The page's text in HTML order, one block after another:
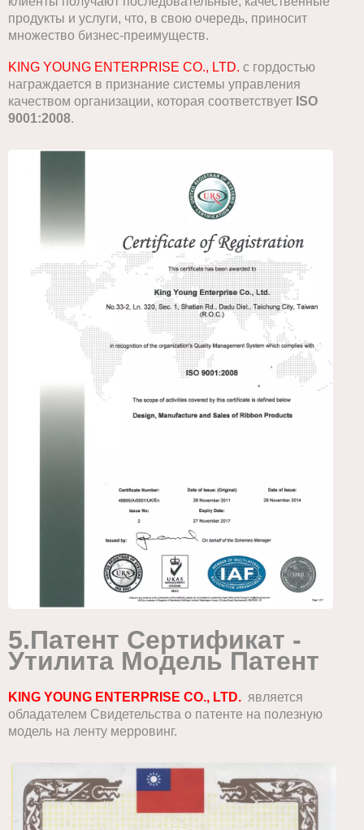
продукты и услуги, что, в свою очередь, приносит
множество бизнес-преимуществ.
KING YOUNG ENTERPRISE CO., LTD. с гордостью
награждается в признание системы управления
качеством организации, которая соответствует ISO
9001:2008.
5.Патент Сертификат -
Утилита Модель Патент
KING YOUNG ENTERPRISE CO., LTD. является
обладателем Свидетельства о патенте на полезную
модель на ленту мерровинг.